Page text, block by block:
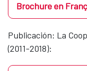
Brochure en
Publicación: La
(2011-2018):